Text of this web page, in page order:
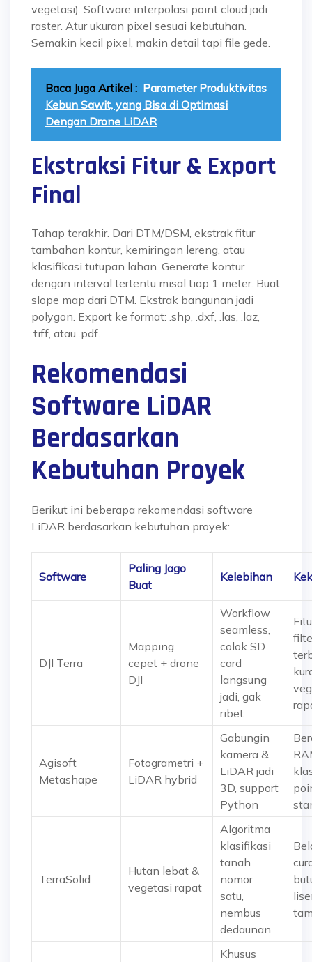
vegetasi). Software interpolasi point cloud jadi
raster. Atur ukuran pixel sesuai kebutuhan.
Semakin kecil pixel, makin detail tapi file gede.
Baca Juga Artikel : Parameter Produktivitas
Kebun Sawit, yang Bisa di Optimasi
Dengan Drone LiDAR
Ekstraksi Fitur & Export
Final
Tahap terakhir. Dari DTM/DSM, ekstrak fitur
tambahan kontur, kemiringan lereng, atau
klasifikasi tutupan lahan. Generate kontur
dengan interval tertentu misal tiap 1 meter. Buat
slope map dari DTM. Ekstrak bangunan jadi
polygon. Export ke format: .shp, .dxf, .las, .laz,
.tiff, atau .pdf.
Rekomendasi
Software LiDAR
Berdasarkan
Kebutuhan Proyek
Berikut ini beberapa rekomendasi software
LiDAR berdasarkan kebutuhan proyek:
Software
Paling Jago
Buat
Kelebihan
DJI Terra
Mapping
cepet + drone
DJI
Workflow
seamless,
colok SD
card
langsung
jadi, gak
ribet
Agisoft
Metashape
Fotogrametri +
LiDAR hybrid
Gabungin
kamera &
LiDAR jadi
3D, support
Python
TerraSolid
Hutan lebat &
vegetasi rapat
Algoritma
klasifikasi
tanah
nomor
satu,
nembus
dedaunan
Khusus